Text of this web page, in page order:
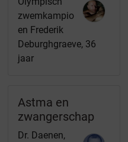
zwemkampio
en Frederik
Deburghgraeve, 36
jaar
Astma en
zwangerschap
Dr. Daenen,